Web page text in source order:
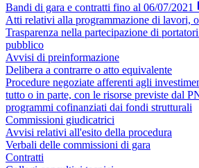
Bandi di gara e contratti fino al 06/07/2021
Atti relativi alla programmazione di lavori,
Trasparenza nella partecipazione di
pubblico
Avvisi di preinformazione
Delibera a contrarre o atto equivalente
Procedure negoziate afferenti agli
tutto o in parte, con le risorse previste dal
programmi cofinanziati dai fondi strutturali
Commissioni giudicatrici
Avvisi relativi all'esito della procedura
Verbali delle commissioni di gara
Contratti